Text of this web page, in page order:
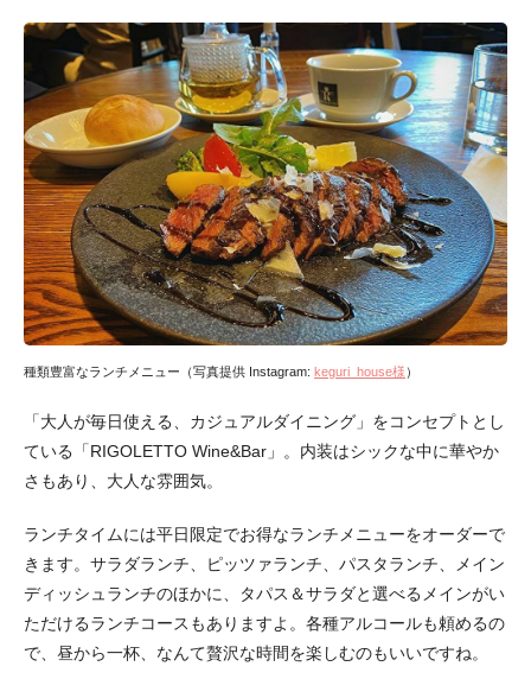
種類豊富なランチメニュー（写真提供 Instagram: keguri_house様 ）
「大人が毎日使える、カジュアルダイニング」をコンセプトとし
ている「RIGOLETTO Wine&Bar」。内装はシックな中に華やか
さもあり、大人な雰囲気。
ランチタイムには平日限定でお得なランチメニューをオーダーで
きます。サラダランチ、ピッツァランチ、パスタランチ、メイン
ディッシュランチのほかに、タパス＆サラダと選べるメインがい
ただけるランチコースもありますよ。各種アルコールも頼めるの
で、昼から一杯、なんて贅沢な時間を楽しむのもいいですね。